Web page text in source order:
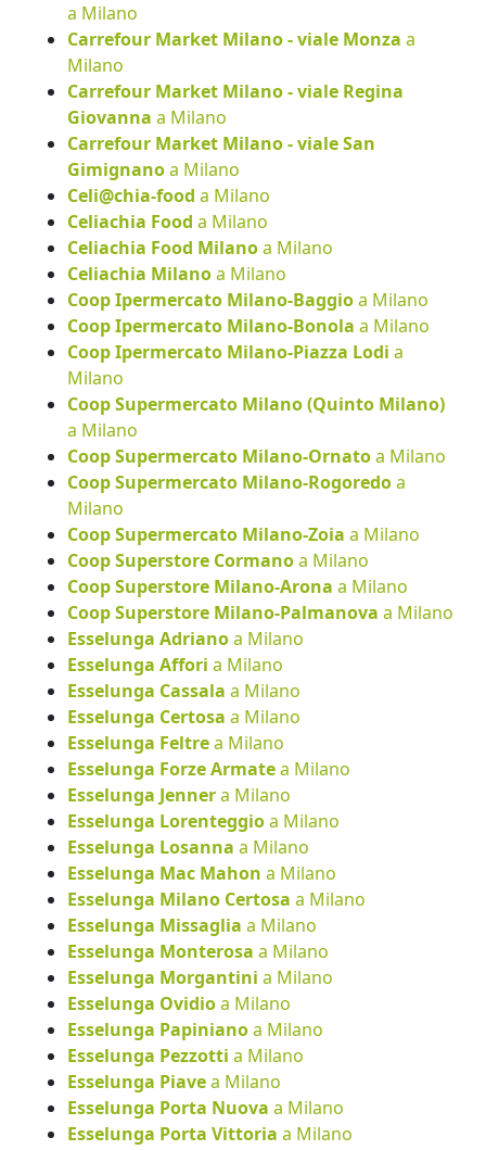
a Milano
Carrefour Market Milano - viale Monza a
Milano
Carrefour Market Milano - viale Regina
Giovanna a Milano
Carrefour Market Milano - viale San
Gimignanoa Milano
Celi@chia-food a Milano
Celiachia Food a Milano
Celiachia Food Milanoa Milano
Celiachia Milanoa Milano
Coop Ipermercato Milano-Baggioa Milano
Coop Ipermercato Milano-Bonola a Milano
Coop Ipermercato Milano-Piazza Lodi a
Milano
Coop Supermercato Milano (Quinto Milano)
a Milano
Coop Supermercato Milano-Ornatoa Milano
Coop Supermercato Milano-Rogoredoa
Milano
Coop Supermercato Milano-Zoia a Milano
Coop Superstore Cormanoa Milano
Coop Superstore Milano-Arona a Milano
Coop Superstore Milano-Palmanova a Milano
Esselunga Adrianoa Milano
Esselunga Affori a Milano
Esselunga Cassala a Milano
Esselunga Certosa a Milano
Esselunga Feltrea Milano
Esselunga Forze Armatea Milano
Esselunga Jennera Milano
Esselunga Lorenteggioa Milano
Esselunga Losanna a Milano
Esselunga Mac Mahon a Milano
Esselunga Milano Certosa a Milano
Esselunga Missaglia a Milano
Esselunga Monterosa a Milano
Esselunga Morgantini a Milano
Esselunga Ovidioa Milano
Esselunga Papinianoa Milano
Esselunga Pezzotti a Milano
Esselunga Piavea Milano
Esselunga Porta Nuova a Milano
Esselunga Porta Vittoria a Milano